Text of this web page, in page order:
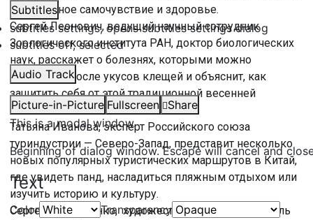
Subtitles
subtitles settings, opens subtitles settings dialog
subtitles off, selected
Audio Track
Picture-in-Picture Fullscreen
Share
This is a modal window.
Beginning of dialog window. Escape will cancel and
Text
Color Transparency
ежедневное самочувствие и здоровье.
Сергей Леонович, ведущий научный сотрудник
Зоологического института РАН, доктор биологических
наук, расскажет о болезнях, которыми можно
заразиться после укусов клещей и объяснит, как
защитить себя от этой традиционной весенней
опасности.
Татьяна Иванова, эксперт Российского союза
туриндустрии — Северо-Запад, представит несколько
новых популярных туристических маршрутов в Китай,
где увидеть панд, насладиться пляжным отдыхом или
изучить историю и культуру.
Сергей Федосеенко, художественный руководитель